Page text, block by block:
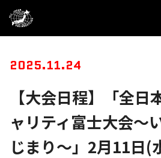
2025.11.24
【大会日程】「全日
ャリティ富士大会～
じまり～」2月11日(